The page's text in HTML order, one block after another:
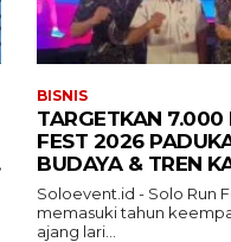
BISNIS
TARGETKAN 7.000
FEST 2026
BUDAYA & TREN
Soloevent.id - Solo Run
memasuki tahun
ajang lari...